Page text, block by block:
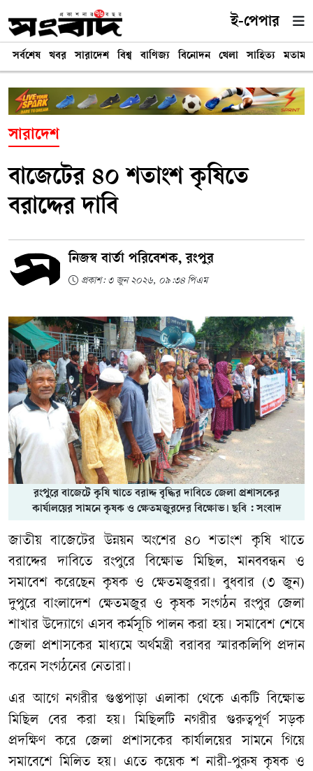
ই-পেপার
সর্বশেষ খবর সারাদেশ বিশ্ব বাণিজ্য বিনোদন খেলা সাহিত্য মতামত
সারাদেশ
বাজেটের ৪০ শতাংশ কৃষিতে
বরাদ্দের দাবি
নিজস্ব বার্তা পরিবেশক, রংপুর
প্রকাশ: ৩ জুন ২০২৬, ০৯:৩৪ পিএম
রংপুরে বাজেটে কৃষি খাতে বরাদ্দ বৃদ্ধির দাবিতে জেলা প্রশাসকের
কার্যালয়ের সামনে কৃষক ও ক্ষেতমজুরদের বিক্ষোভ। ছবি : সংবাদ
জাতীয় বাজেটের উন্নয়ন অংশের ৪০ শতাংশ কৃষি খাতে
বরাদ্দের দাবিতে রংপুরে বিক্ষোভ মিছিল, মানববন্ধন ও
সমাবেশ করেছেন কৃষক ও ক্ষেতমজুররা। বুধবার (৩ জুন)
দুপুরে বাংলাদেশ ক্ষেতমজুর ও কৃষক সংগঠন রংপুর জেলা
শাখার উদ্যোগে এসব কর্মসূচি পালন করা হয়। সমাবেশ শেষে
জেলা প্রশাসকের মাধ্যমে অর্থমন্ত্রী বরাবর স্মারকলিপি প্রদান
করেন সংগঠনের নেতারা।
এর আগে নগরীর গুপ্তপাড়া এলাকা থেকে একটি বিক্ষোভ
মিছিল বের করা হয়। মিছিলটি নগরীর গুরুত্বপূর্ণ সড়ক
প্রদক্ষিণ করে জেলা প্রশাসকের কার্যালয়ের সামনে গিয়ে
সমাবেশে মিলিত হয়। এতে কয়েক শ নারী-পুরুষ কৃষক ও